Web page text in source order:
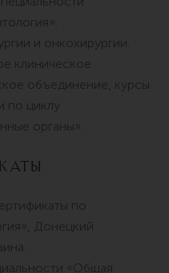
и онкохирургии.
клиническое
объединение, курсы
по циклу
органы».
по
Донецкий
«Общая